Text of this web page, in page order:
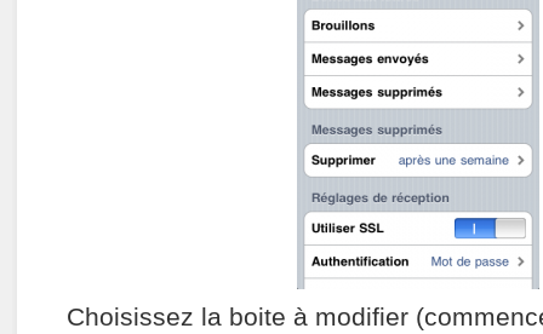
Choisissez la boite à modifier